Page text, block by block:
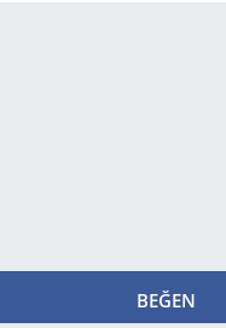
BEĞEN